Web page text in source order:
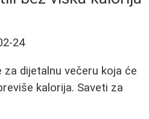
24
dijetalnu večeru koja će
kalorija. Saveti za